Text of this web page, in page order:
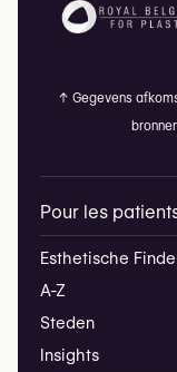
↑ Gegevens
Pour les
Esthetische
A-Z
Steden
Insights